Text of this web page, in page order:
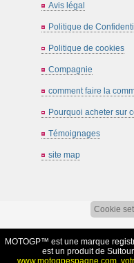
Avis légal
Politique de
Politique de cookies
Compagnie
comment faire la
Pourquoi acheter sur
Témoignages
site map
Cookie
MOTOGP™ est une marque
est un produit de